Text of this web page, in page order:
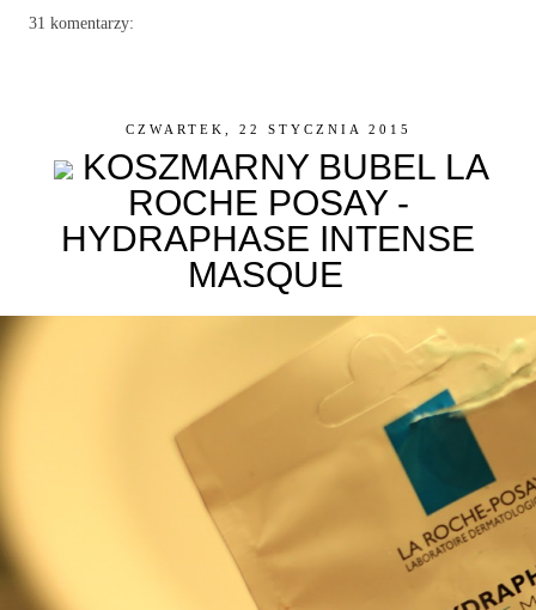
31 komentarzy:
CZWARTEK, 22 STYCZNIA 2015
KOSZMARNY BUBEL LA
ROCHE POSAY -
HYDRAPHASE INTENSE
MASQUE